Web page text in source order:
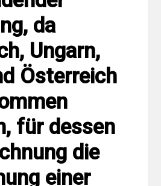
da
Ungarn,
Österreich
für dessen
die
einer